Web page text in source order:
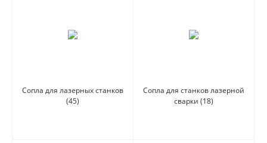
Сопла для лазерных станков
(45)
Сопла для станков лазерной
сварки (18)